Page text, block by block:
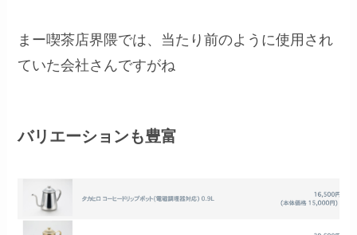
まー喫茶店界隈では、当たり前のように使用され
ていた会社さんですがね
バリエーションも豊富